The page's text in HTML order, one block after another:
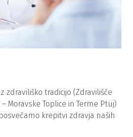
zdraviliško tradicijo (Zdravilišče
Moravske Toplice in Terme Ptuj)
krepitvi zdravja naših